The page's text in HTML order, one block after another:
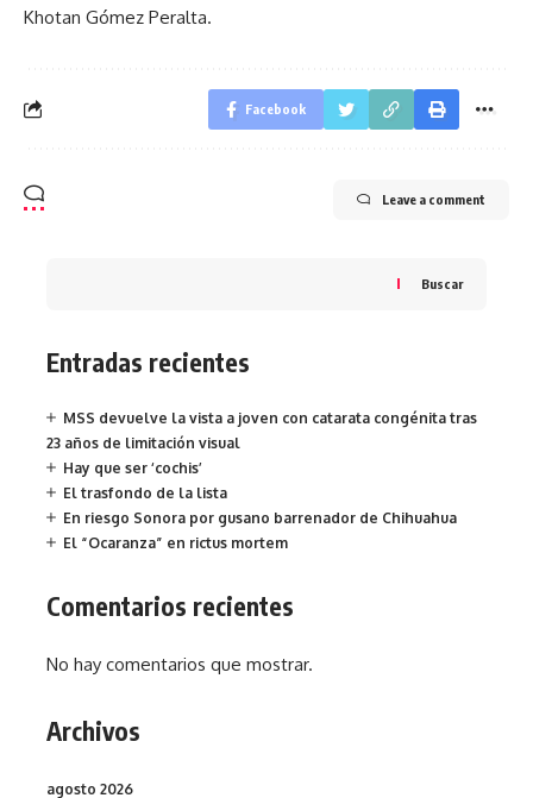
Khotan Gómez Peralta.
Facebook
Leave a comment
Buscar
Entradas recientes
MSS devuelve la vista a joven con catarata congénita tras
23 años de limitación visual
Hay que ser ‘cochis’
El trasfondo de la lista
En riesgo Sonora por gusano barrenador de Chihuahua
El “Ocaranza” en rictus mortem
Comentarios recientes
No hay comentarios que mostrar.
Archivos
agosto 2026